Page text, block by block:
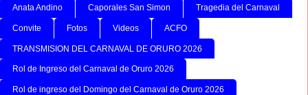
Anata Andino Caporales San Simon Tragedia del Carnaval
Convite Fotos Videos ACFO
TRANSMISION DEL CARNAVAL DE ORURO 2026
Rol de Ingreso del Carnaval de Oruro 2026
Rol de ingreso del Domingo del Carnaval de Oruro 2026